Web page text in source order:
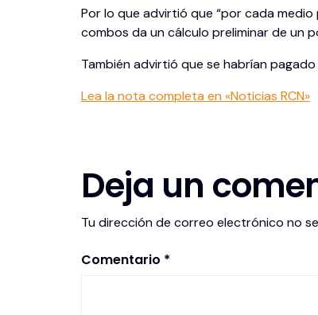
Por lo que advirtió que “por cada
combos da un cálculo preliminar de un
También advirtió que se habrían
Lea la nota completa en «Noticias RCN»
Deja un
Tu dirección de correo electrónico no
Comentario *